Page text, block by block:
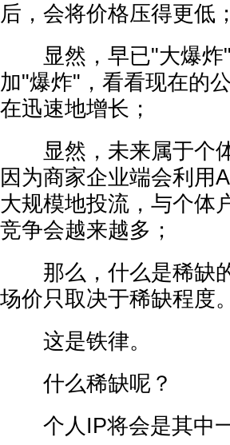
后，会将价格压得更低；
显然，早已"大爆炸"
加"爆炸"，看看现在的
在迅速地增长；
显然，未来属于个体
因为商家企业端会利用
大规模地投流，与个体
竞争会越来越多；
那么，什么是稀缺
场价只取决于稀缺程度。
这是铁律。
什么稀缺呢？
个人IP将会是其中一